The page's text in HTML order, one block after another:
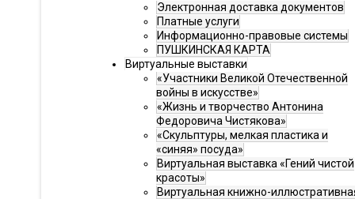
Электронная доставка документов
Платные услуги
Информационно-правовые системы
ПУШКИНСКАЯ КАРТА
Виртуальные выставки
«Участники Великой Отечественной
войны в искусстве»
«Жизнь и творчество Антонина
Федоровича Чистякова»
«Скульптуры, мелкая пластика и
«синяя» посуда»
Виртуальная выставка «Гений чистой
красоты»
Виртуальная книжно-